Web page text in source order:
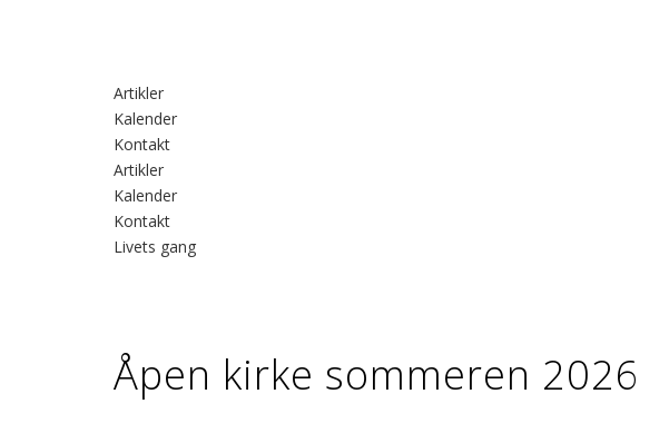
Artikler
Kalender
Kontakt
Artikler
Kalender
Kontakt
Livets gang
Åpen kirke sommeren 2026